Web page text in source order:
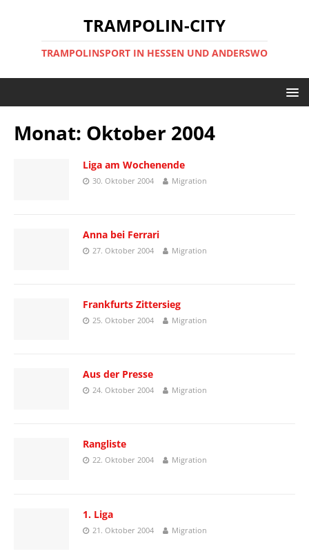
TRAMPOLIN-CITY
TRAMPOLINSPORT IN HESSEN UND ANDERSWO
Monat: Oktober 2004
Liga am Wochenende
30. Oktober 2004 Migration
Anna bei Ferrari
27. Oktober 2004 Migration
Frankfurts Zittersieg
25. Oktober 2004 Migration
Aus der Presse
24. Oktober 2004 Migration
Rangliste
22. Oktober 2004 Migration
1. Liga
21. Oktober 2004 Migration